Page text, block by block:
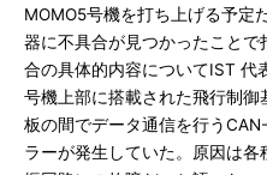
MOMO5号機を打ち上げる予定
器に不具合が見つかったこと
合の具体的内容についてIST 代
号機上部に搭載された飛行制
板の間でデータ通信を行う
ラーが発生していた。原因は